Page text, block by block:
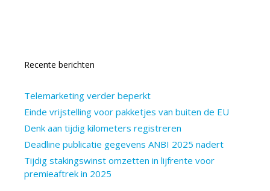
Recente berichten
Telemarketing verder beperkt
Einde vrijstelling voor pakketjes van buiten de EU
Denk aan tijdig kilometers registreren
Deadline publicatie gegevens ANBI 2025 nadert
Tijdig stakingswinst omzetten in lijfrente voor
premieaftrek in 2025